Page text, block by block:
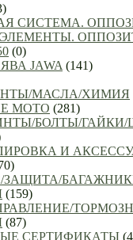
СИСТЕМА.
(0)
JAWA (141)
МАСЛА/ХИМИЯ
МОТО (281)
БОЛТЫ/
И
(159)
(87)
СЕРТИФИКАТЫ